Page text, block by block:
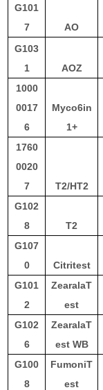
G101
7
AO
G103
1
AOZ
1000
0017
6
Myco6in
1+
1760
0020
7
T2/HT2
G102
8
T2
G107
0
Citritest
G101
2
ZearalaT
est
G102
6
ZearalaT
est WB
G100
8
FumoniT
est